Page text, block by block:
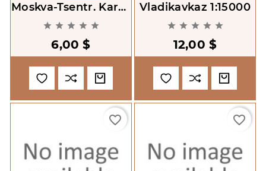
Moskva-Tsentr. Karta
Avtodorog V
Predelakh Tret'ego
Transportnogo
Kol'tsa [Moscow.
Center]
    
6,00 $
Vladikavkaz 1:15000
    
12,00 $
favorite_border favorite_border